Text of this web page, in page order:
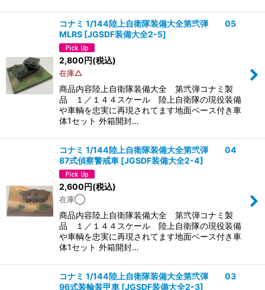
コナミ 1/144陸上自衛隊装備大全第弐弾 05
MLRS [JGSDF装備大全2-5]
2,800円(税込)
在庫△
商品内容陸上自衛隊装備大全 第弐弾コナミ製
品 １／１４４スケール 陸上自衛隊の現役装備
や車輌を忠実に再現されてます地面ベース付き車
体1セット 外箱開封…
コナミ 1/144陸上自衛隊装備大全第弐弾 04
87式偵察警戒車 [JGSDF装備大全2-4]
2,600円(税込)
在庫◯
商品内容陸上自衛隊装備大全 第弐弾コナミ製
品 １／１４４スケール 陸上自衛隊の現役装備
や車輌を忠実に再現されてます地面ベース付き車
体1セット 外箱開封…
コナミ 1/144陸上自衛隊装備大全第弐弾 03
96式装輪装甲車 [JGSDF装備大全2-3]